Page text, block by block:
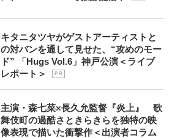
キタニタツヤがゲストアーティストと
の対バンを通して見せた、“攻めのモー
ド” 「Hugs Vol.6」神戸公演＜ライブ
レポート＞
P R
主演・森七菜×長久允監督『炎上』 歌
舞伎町の過酷さときらきらを独特の映
像表現で描いた衝撃作＜出演者コラム